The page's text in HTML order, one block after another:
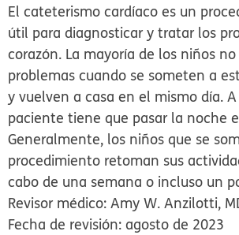
El cateterismo cardíaco es un
útil para diagnosticar y tratar los
corazón. La mayoría de los niños
problemas cuando se someten a
y vuelven a casa en el mismo día.
paciente tiene que pasar la noche
Generalmente, los niños que se
procedimiento retoman sus
cabo de una semana o incluso un
Revisor médico: Amy W. Anzilotti,
Fecha de revisión: agosto de 2023